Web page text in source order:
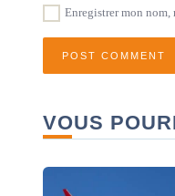
Enregistrer mon nom,
VOUS